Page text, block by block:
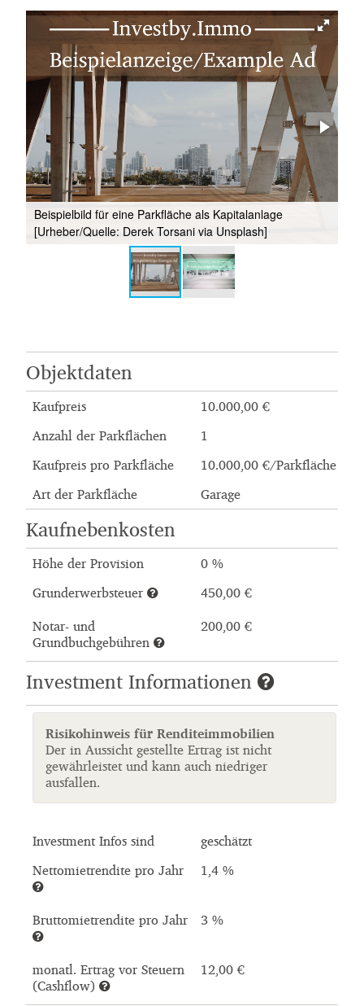
Beispielbild für eine Parkfläche als Kapitalanlage
[Urheber/Quelle: Derek Torsani via Unsplash]
Objektdaten
Kaufpreis
10.000,00 €
Anzahl der Parkflächen
1
Kaufpreis pro Parkfläche
10.000,00 €/Parkfläche
Art der Parkfläche
Garage
Kaufnebenkosten
Höhe der Provision
0 %
Grunderwerbsteuer
450,00 €
Notar- und
Grundbuchgebühren
200,00 €
Investment Informationen
Risikohinweis für Renditeimmobilien
Der in Aussicht gestellte Ertrag ist nicht
gewährleistet und kann auch niedriger
ausfallen.
Investment Infos sind
geschätzt
Nettomietrendite pro Jahr
1,4 %
Bruttomietrendite pro Jahr 3 %
monatl. Ertrag vor Steuern
(Cashflow)
12,00 €